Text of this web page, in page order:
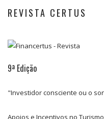
REVISTA CERTUS
9ª Edição
"Investidor consciente ou o
Apoios e Incentivos no
8ª Edição
Reabilitação e Requalificação
7ª Edição
Rumo ao Investimento
6ª Edição
Especial Região Oeste